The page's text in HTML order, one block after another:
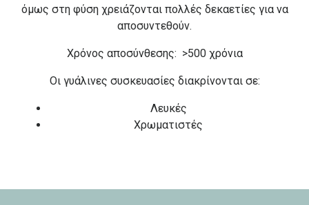
όμως στη φύση χρειάζονται πολλές δεκαετίες για να
αποσυντεθούν.
Χρόνος αποσύνθεσης: >500 χρόνια
Οι γυάλινες συσκευασίες διακρίνονται σε:
Λευκές
Χρωματιστές